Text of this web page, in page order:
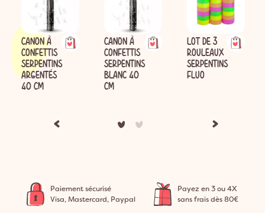
CANON À
CONFETTIS
SERPENTINS
ARGENTÉS
40 CM
CANON À
CONFETTIS
SERPENTINS
BLANC 40
CM
LOT DE 3
ROULEAUX
SERPENTINS
FLUO
Paiement sécurisé
Visa, Mastercard, Paypal
Payez en 3 ou 4X
sans frais dès 80€